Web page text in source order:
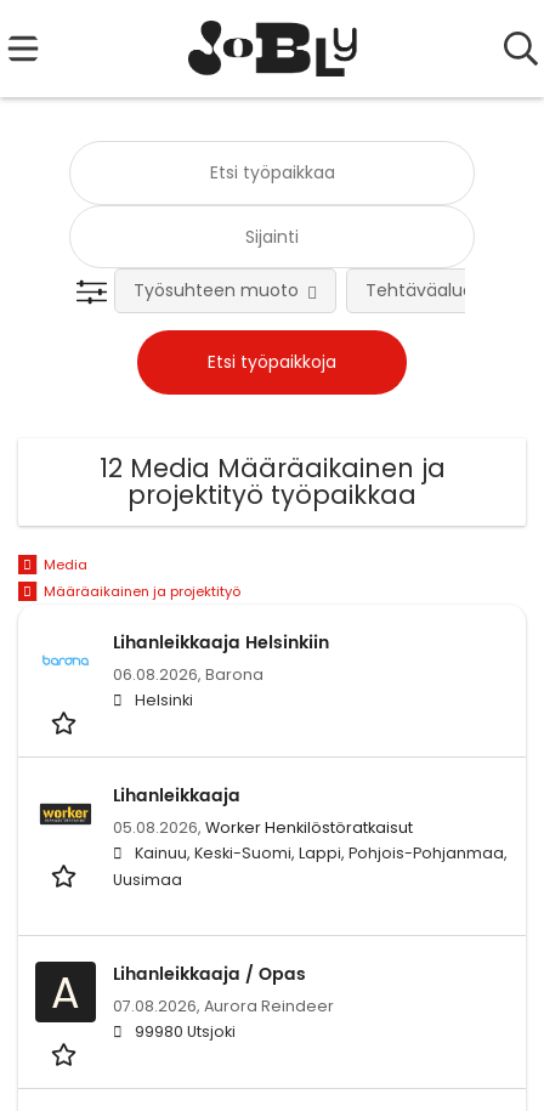
Työsuhteen muoto Tehtäväalue
12 Media Määräaikainen ja
projektityö työpaikkaa
Media
Määräaikainen ja projektityö
Lihanleikkaaja Helsinkiin
06.08.2026, Barona
Helsinki
Lihanleikkaaja
05.08.2026, Worker Henkilöstöratkaisut
Kainuu, Keski-Suomi, Lappi, Pohjois-Pohjanmaa,
Uusimaa
A Lihanleikkaaja / Opas
07.08.2026, Aurora Reindeer
99980 Utsjoki